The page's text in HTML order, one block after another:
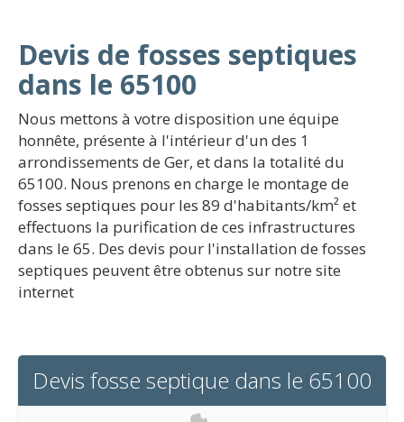
Devis de fosses septiques
dans le 65100
Nous mettons à votre disposition une équipe
honnête, présente à l'intérieur d'un des 1
arrondissements de Ger, et dans la totalité du
65100. Nous prenons en charge le montage de
fosses septiques pour les 89 d'habitants/km² et
effectuons la purification de ces infrastructures
dans le 65. Des devis pour l'installation de fosses
septiques peuvent être obtenus sur notre site
internet
Devis fosse septique dans le 65100